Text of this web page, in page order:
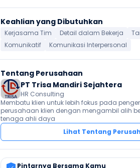
Keahlian yang Dibutuhkan
Kerjasama Tim Detail dalam Bekerja
Komunikatif
Komunikasi Interpersonal
Tentang Perusahaan
PT Trisa Mandiri Sejahtera
HR Consulting
Membatu klien untuk lebih fokus pada
perusahaan klien dengan mengambil alih
tenaga ahli daya
Lihat Tentang
Pintarnya Bersama Kamu